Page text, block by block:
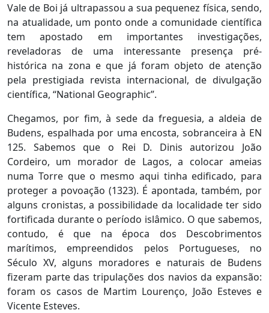
Vale de Boi já ultrapassou a sua pequenez física, sendo,
na atualidade, um ponto onde a comunidade científica
tem apostado em importantes investigações,
reveladoras de uma interessante presença pré-
histórica na zona e que já foram objeto de atenção
pela prestigiada revista internacional, de divulgação
científica, “National Geographic”.
Chegamos, por fim, à sede da freguesia, a aldeia de
Budens, espalhada por uma encosta, sobranceira à EN
125. Sabemos que o Rei D. Dinis autorizou João
Cordeiro, um morador de Lagos, a colocar ameias
numa Torre que o mesmo aqui tinha edificado, para
proteger a povoação (1323). É apontada, também, por
alguns cronistas, a possibilidade da localidade ter sido
fortificada durante o período islâmico. O que sabemos,
contudo, é que na época dos Descobrimentos
marítimos, empreendidos pelos Portugueses, no
Século XV, alguns moradores e naturais de Budens
fizeram parte das tripulações dos navios da expansão:
foram os casos de Martim Lourenço, João Esteves e
Vicente Esteves.